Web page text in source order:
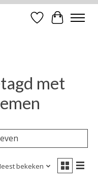
Verlanglijst
met
bekeken